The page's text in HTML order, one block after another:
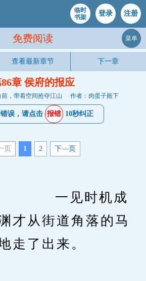
临时
书架
登录 注册
免费阅读 菜单
查看最新章节 下一章
章 侯府的报应
，带着空间抢夺江山 作者：肉蛋子殿下
误，请点击 报错 10秒纠正
页 1 2 下—页
时机成
才从街道角落的马
走了出来。